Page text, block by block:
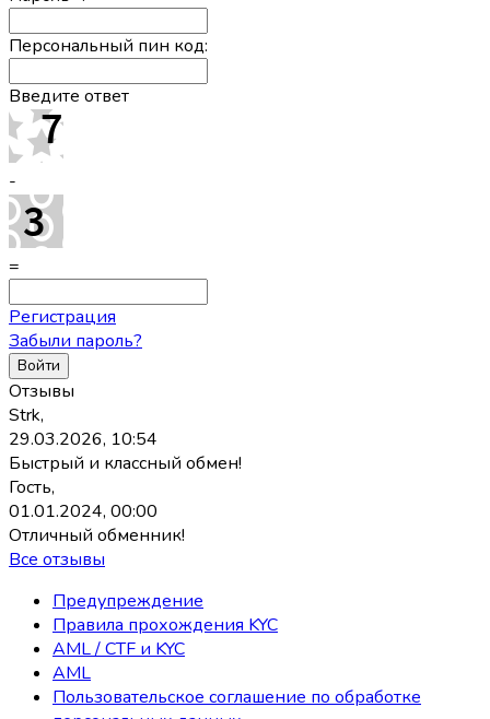
Персональный пин код:
Введите ответ
-
=
Регистрация
Забыли пароль?
Отзывы
Strk,
29.03.2026, 10:54
Быстрый и классный обмен!
Гость,
01.01.2024, 00:00
Отличный обменник!
Все отзывы
Предупреждение
Правила прохождения KYC
AML / CTF и KYC
AML
Пользовательское соглашение по обработке